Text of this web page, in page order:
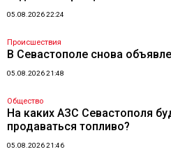
05.08.2026 22:24
Происшествия
В Севастополе снова
05.08.2026 21:48
Общество
На каких АЗС Севастополя
продаваться топливо?
05.08.2026 21:46